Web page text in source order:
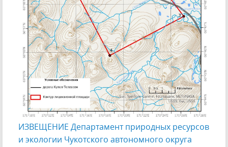
ИЗВЕЩЕНИЕ Департамент природных ресурсов
и экологии Чукотского автономного округа